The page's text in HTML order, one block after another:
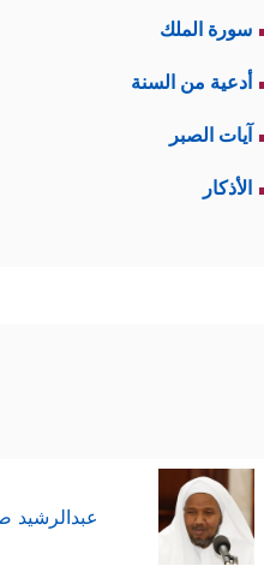
سورة الملك
أدعية من السنة
آيات الصبر
الأذكار
عبدالرشيد